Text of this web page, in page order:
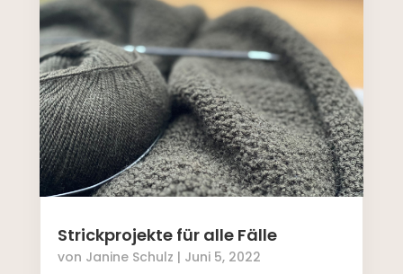
Strickprojekte für alle Fälle
von Janine Schulz | Juni 5, 2022